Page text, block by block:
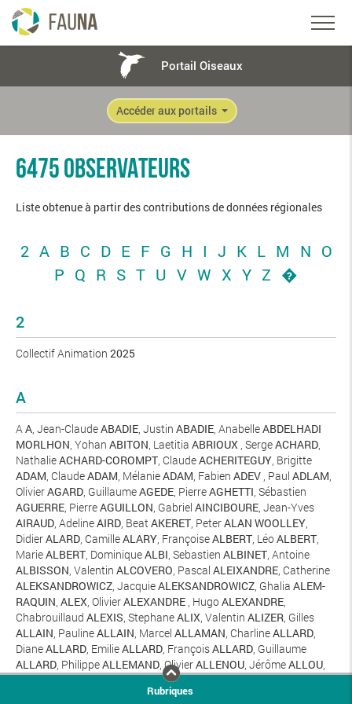
Portail Oiseaux
Accéder aux portails
6475 OBSERVATEURS
Liste obtenue à partir des contributions de données régionales
2 A B C D E F G H I J K L M N O
P Q R S T U V W X Y Z �
2
Collectif Animation 2025
A
AA, Jean-ClaudeABADIE, Justin ABADIE, AnabelleABDELHADI
MORLHON, Yohan ABITON, Laetitia ABRIOUX , SergeACHARD,
NathalieACHARD-COROMPT, ClaudeACHERITEGUY, Brigitte
ADAM, ClaudeADAM, MélanieADAM, Fabien ADEV , Paul ADLAM,
OlivierAGARD, GuillaumeAGEDE, PierreAGHETTI, Sébastien
AGUERRE, PierreAGUILLON, Gabriel AINCIBOURE, Jean-Yves
AIRAUD, AdelineAIRD, BeatAKERET, PeterALAN WOOLLEY,
DidierALARD, CamilleALARY, FrançoiseALBERT, LéoALBERT,
MarieALBERT, DominiqueALBI, Sebastien ALBINET, Antoine
ALBISSON, Valentin ALCOVERO, Pascal ALEIXANDRE, Catherine
ALEKSANDROWICZ, JacquieALEKSANDROWICZ, Ghalia ALEM-
RAQUIN, ALEX, OlivierALEXANDRE , HugoALEXANDRE,
Chabrouillaud ALEXIS, StephaneALIX, Valentin ALIZER, Gilles
ALLAIN, PaulineALLAIN, Marcel ALLAMAN, CharlineALLARD,
DianeALLARD, EmilieALLARD, FrançoisALLARD, Guillaume
ALLARD, PhilippeALLEMAND, OlivierALLENOU, JérômeALLOU,
ALRIC
,AM, Samir
Rubriques